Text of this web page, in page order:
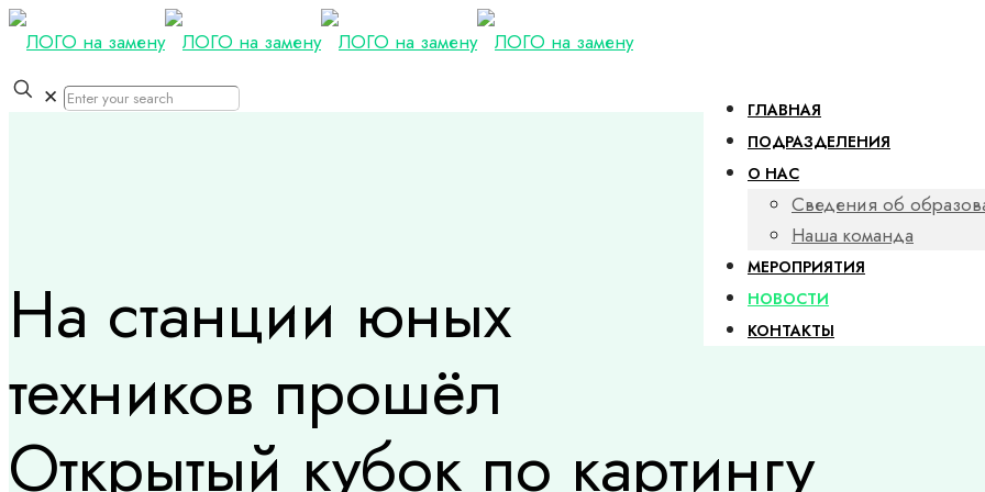
ГЛАВНАЯ
ПОДРАЗДЕЛЕНИЯ
О НАС
Сведения об
Наша команда
МЕРОПРИЯТИЯ
НОВОСТИ
КОНТАКТЫ
✕
На станции юных
техников прошёл
Открытый кубок по картингу